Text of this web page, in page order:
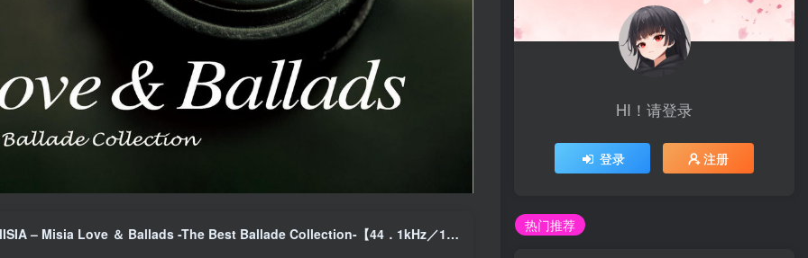
MISIA – Misia Love ＆ Ballads -The Best Ballade Collection-【44．1kHz／16bit】日本区
HI！请登录
登录 注册
热门推荐